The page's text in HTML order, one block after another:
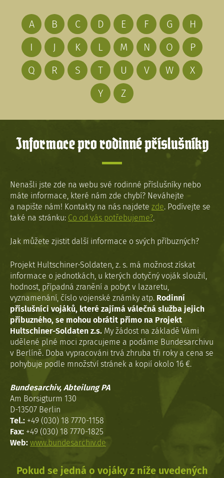
A B C D E F G
H
I
J K L M N O
P
Q
R S T U V W
X
Y
Z
Informace pro rodinné příslušníky
Nenašli jste zde na webu své rodinné příslušníky nebo
máte informace, které nám zde chybí? Neváhejte
a napište nám! Kontakty na nás najdete zde. Podívejte se
také na stránku: Co od vás potřebujeme?.
Jak můžete zjistit další informace o svých příbuzných?
Projekt Hultschiner-Soldaten, z. s. má možnost získat
informace o jednotkách, u kterých dotyčný voják sloužil,
hodnost, případná zranění a pobyt v lazaretu,
vyznamenání, číslo vojenské známky atp. Rodinní
příslušníci vojáků, které zajímá válečná služba jejich
příbuzného, se mohou obrátit přímo na Projekt
Hultschiner-Soldaten z.s. My žádost na základě Vámi
udělené plné moci zpracujeme a podáme Bundesarchivu
v Berlíně. Doba vypracováni trvá zhruba tři roky a cena se
pohybuje podle množství stránek a kopií okolo 16 €.
Bundesarchiv, Abteilung PA
Am Borsigturm 130
D-13507 Berlin
Tel.: +49 (030) 18 7770-1158
Fax: +49 (030) 18 7770-1825
Web: www.bundesarchiv.de
Pokud se jedná o vojáky z níže uvedených